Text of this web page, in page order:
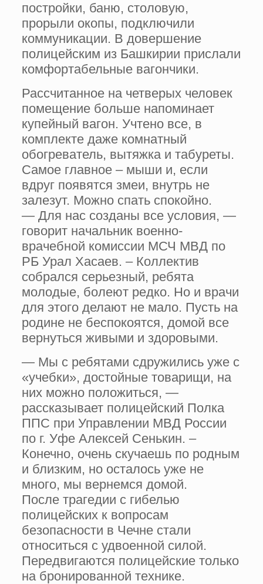
постройки, баню, столовую,
прорыли окопы, подключили
коммуникации. В довершение
полицейским из Башкирии прислали
комфортабельные вагончики.
Рассчитанное на четверых человек
помещение больше напоминает
купейный вагон. Учтено все, в
комплекте даже комнатный
обогреватель, вытяжка и табуреты.
Самое главное – мыши и, если
вдруг появятся змеи, внутрь не
залезут. Можно спать спокойно.
— Для нас созданы все условия, —
говорит начальник военно-
врачебной комиссии МСЧ МВД по
РБ Урал Хасаев. – Коллектив
собрался серьезный, ребята
молодые, болеют редко. Но и врачи
для этого делают не мало. Пусть на
родине не беспокоятся, домой все
вернуться живыми и здоровыми.
— Мы с ребятами сдружились уже с
«учебки», достойные товарищи, на
них можно положиться, —
рассказывает полицейский Полка
ППС при Управлении МВД России
по г. Уфе Алексей Сенькин. –
Конечно, очень скучаешь по родным
и близким, но осталось уже не
много, мы вернемся домой.
После трагедии с гибелью
полицейских к вопросам
безопасности в Чечне стали
относиться с удвоенной силой.
Передвигаются полицейские только
на бронированной технике.